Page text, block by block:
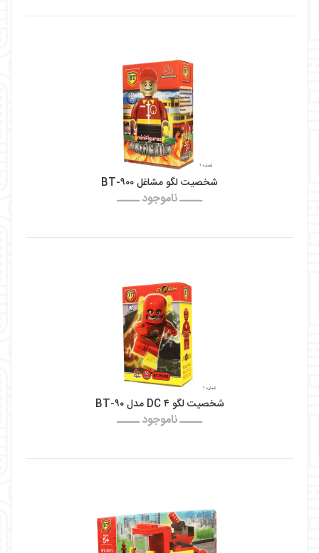
شخصیت لگو مشاغل BT-۹۰۰
ـــــ ناموجود ـــــ
شخصیت لگو DC ۴ مدل BT-۹۰
ـــــ ناموجود ـــــ